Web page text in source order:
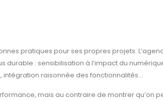
pratiques pour ses propres projets.
: sensibilisation à l’impact du
raisonnée des fonctionnalités…
mais au contraire de montrer qu’on